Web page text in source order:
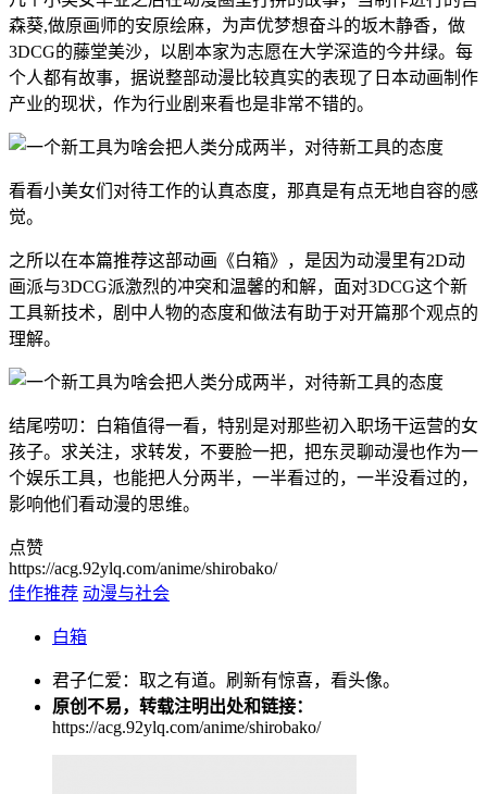
森葵,做原画师的安原绘麻，为声优梦想奋斗的坂木静香，做
3DCG的藤堂美沙，以剧本家为志愿在大学深造的今井绿。每
个人都有故事，据说整部动漫比较真实的表现了日本动画制作
产业的现状，作为行业剧来看也是非常不错的。
看看小美女们对待工作的认真态度，那真是有点无地自容的感
觉。
之所以在本篇推荐这部动画《白箱》，是因为动漫里有2D动
画派与3DCG派激烈的冲突和温馨的和解，面对3DCG这个新
工具新技术，剧中人物的态度和做法有助于对开篇那个观点的
理解。
结尾唠叨：白箱值得一看，特别是对那些初入职场干运营的女
孩子。求关注，求转发，不要脸一把，把东灵聊动漫也作为一
个娱乐工具，也能把人分两半，一半看过的，一半没看过的，
影响他们看动漫的思维。
点赞
https://acg.92ylq.com/anime/shirobako/
佳作推荐 动漫与社会
白箱
君子仁爱：取之有道。刷新有惊喜，看头像。
原创不易，转载注明出处和链接：
https://acg.92ylq.com/anime/shirobako/